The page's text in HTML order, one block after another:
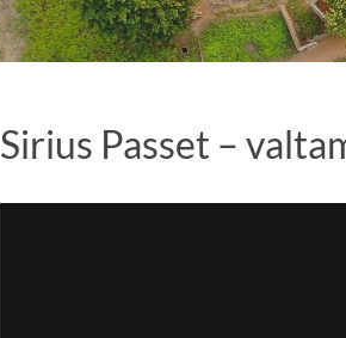
Sirius Passet –